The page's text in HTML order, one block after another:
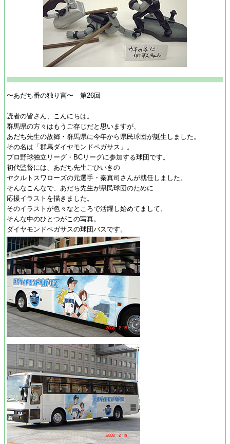
〜あだち番の独り言〜 第26回
読者の皆さん、こんにちは。
群馬県の方々はもうご存じだと思いますが、
あだち先生の故郷・群馬県に今年から県民球団が誕生しました。
その名は「群馬ダイヤモンドペガサス」。
プロ野球独立リーグ・BCリーグに参加する球団です。
初代監督には、あだち先生ごひいきの
ヤクルトスワローズの元選手・秦真司さんが就任しました。
そんなこんなで、あだち先生が県民球団のために
応援イラストを描きました。
そのイラストが色々なところで活躍し始めてまして、
そんな中のひとつがこの写真。
ダイヤモンドペガサスの球団バスです。